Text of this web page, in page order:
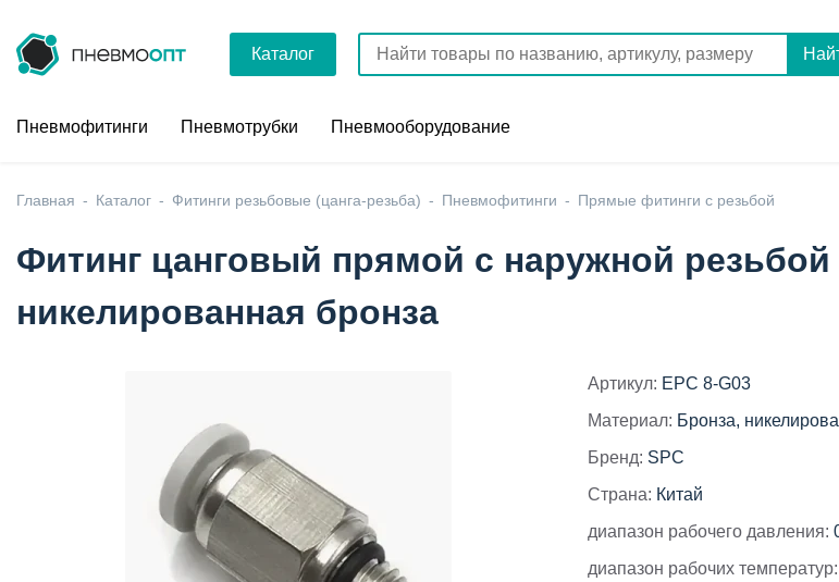
Каталог
Пневмофитинги Пневмотрубки Пневмооборудование
Главная Каталог Фитинги резьбовые (цанга-резьба) Пневмофитинги Прямые фитинги с резьбой
Фитинг цанговый прямой с наружной резьбой
никелированная бронза
Артикул: EPC 8-G03
Материал: Бронза,
Бренд: SPC
Страна: Китай
диапазон рабочего давления:
диапазон рабочих температур: